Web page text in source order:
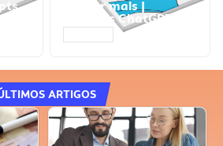
vender mais |
Prompts ChatGPT
ARTIGOS